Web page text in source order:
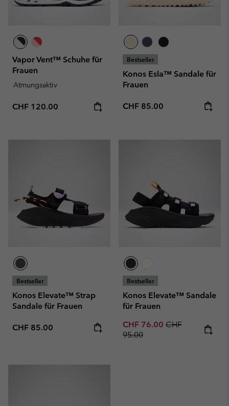
Vapor Vent™ Schuhe für
Frauen
Atmungsaktiv
Regular price:
CHF 120.00
Bestseller
Konos Esla™ Sandale für
Frauen
Regular price:
CHF 85.00
Bestseller
Konos Elevate™ Strap
Sandale für Frauen
Regular price:
CHF 85.00
Bestseller
Konos Elevate™ Sandale
für Frauen
Sale price:
CHF 76.00 Regular price:
CHF
95.00